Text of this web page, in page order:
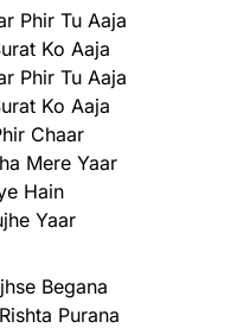
Phir Tu Aaja
Ko Aaja
Phir Tu Aaja
Ko Aaja
Chaar
Mere Yaar
Hain
Yaar
Begana
Purana